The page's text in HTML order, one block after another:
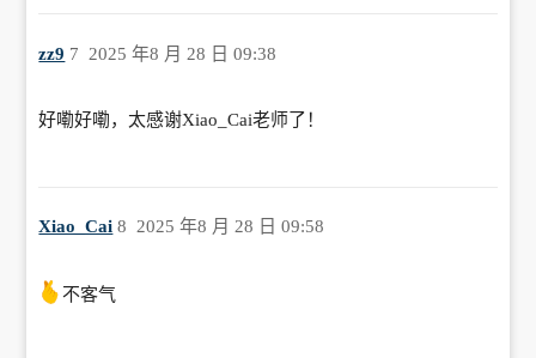
zz9 2025 年8 月 28 日 09:38
7
好嘞好嘞，太感谢Xiao_Cai老师了！
Xiao_Cai 2025 年8 月 28 日 09:58
8
不客气